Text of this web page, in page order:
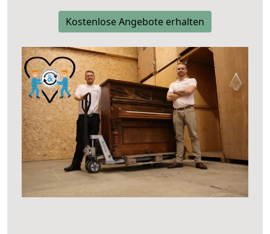
Kostenlose Angebote erhalten